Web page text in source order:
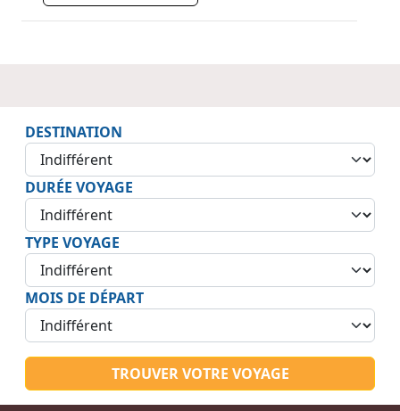
DESTINATION
DURÉE VOYAGE
TYPE VOYAGE
MOIS DE DÉPART
TROUVER VOTRE VOYAGE